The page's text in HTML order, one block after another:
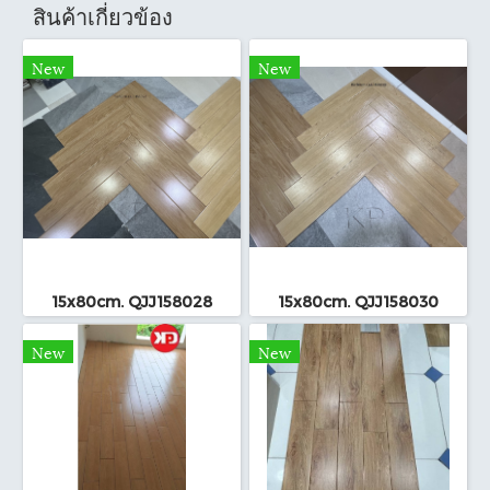
สินค้าเกี่ยวข้อง
New
15x80cm. QJJ158028
New
15x80cm. QJJ158030
New New